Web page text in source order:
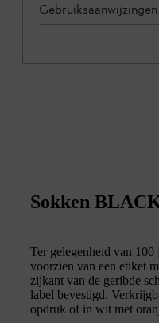
Gebruiksaanwijzingen
Sokken
Ter gelegenheid van
voorzien van een etiket
zijkant van de geribde
label bevestigd.
opdruk of in wit met